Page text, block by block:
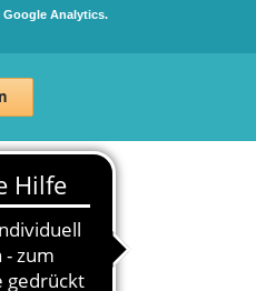
Google Analytics.
€